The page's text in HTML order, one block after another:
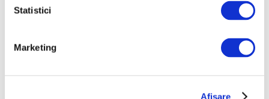
Statistici
Marketing
Afişare
Martie 2024
Ianuarie 2024